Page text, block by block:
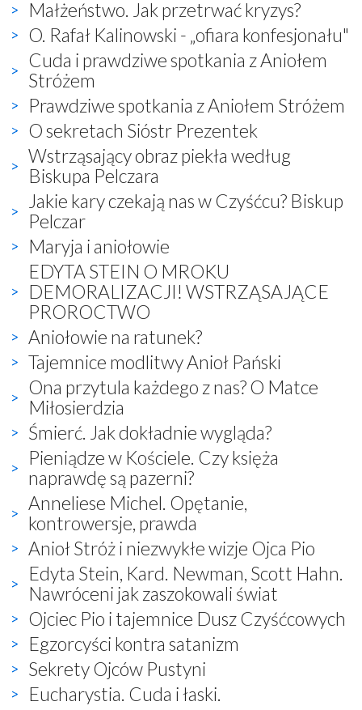
Małżeństwo. Jak przetrwać kryzys?
O. Rafał Kalinowski - „ofiara konfesjonału"
Cuda i prawdziwe spotkania z Aniołem
Stróżem
Prawdziwe spotkania z Aniołem Stróżem
O sekretach Sióstr Prezentek
Wstrząsający obraz piekła według
Biskupa Pelczara
Jakie kary czekają nas w Czyśćcu? Biskup
Pelczar
Maryja i aniołowie
EDYTA STEIN O MROKU
DEMORALIZACJI! WSTRZĄSAJĄCE
PROROCTWO
Aniołowie na ratunek?
Tajemnice modlitwy Anioł Pański
Ona przytula każdego z nas? O Matce
Miłosierdzia
Śmierć. Jak dokładnie wygląda?
Pieniądze w Kościele. Czy księża
naprawdę są pazerni?
Anneliese Michel. Opętanie,
kontrowersje, prawda
Anioł Stróż i niezwykłe wizje Ojca Pio
Edyta Stein, Kard. Newman, Scott Hahn.
Nawróceni jak zaszokowali świat
Ojciec Pio i tajemnice Dusz Czyśćcowych
Egzorcyści kontra satanizm
Sekrety Ojców Pustyni
Eucharystia. Cuda i łaski.